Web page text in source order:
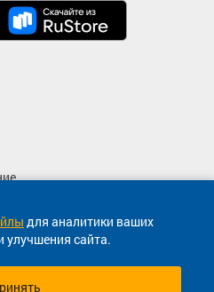
для аналитики ваших
улучшения сайта.
сообщения